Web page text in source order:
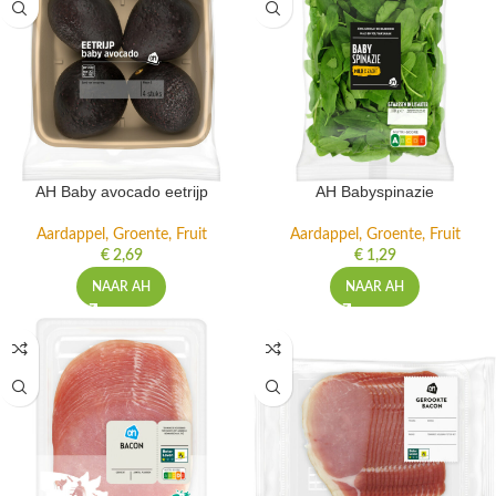
AH Baby avocado eetrijp
Aardappel, Groente, Fruit
€2,69
NAAR AH
AH Babyspinazie
Aardappel, Groente, Fruit
€1,29
NAAR AH